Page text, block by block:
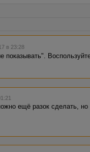
в 23:28
показывать".
ещё разок сделать,